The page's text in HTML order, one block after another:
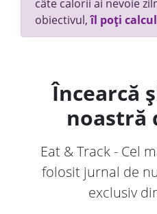
câte calorii ai nevoie
obiectivul,îl poți
Încearcă
noastră
Eat & Track - Cel
folosit jurnal de
exclusiv